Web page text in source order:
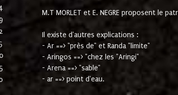
M.T MORLET et E. NEGRE proposent le
Il existe d'autres explications :
- Ar ==> "près de" et Randa "limite"
- Aringos ==> "chez les "Aringi"
- Arena ==> "sable"
- ar ==> point d'eau.